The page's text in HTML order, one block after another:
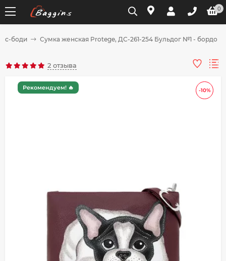
0
боди Сумка женская Protege, ДС-261-254 Бульдог №1 - бордо
2 отзыва
-10%
Рекомендуем! 🔥
Разбейте
оплатуна части
Добавляйте товары
в корзину